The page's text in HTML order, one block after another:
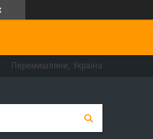
Перемишляни, Україна